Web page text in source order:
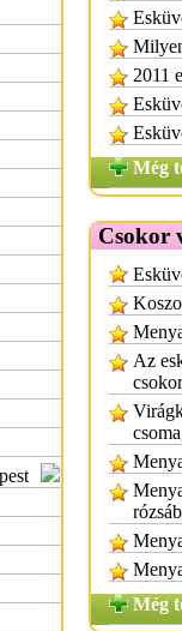
2011
Még
Csokor
Az
csokor
Még